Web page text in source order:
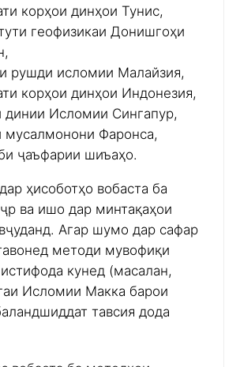
корҳои динҳои Тунис,
геофизикаи Донишгоҳи
рушди исломии Малайзия,
корҳои динҳои Индонезия,
Исломии Сингапур,
Фаронса,
ҷаъфарии шиъаҳо.
ҳисоботҳо вобаста ба
ва ишо дар минтақаҳои
Агар шумо дар сафар
методи мувофиқи
кунед (масалан,
Исломии Макка барои
тавсия дода